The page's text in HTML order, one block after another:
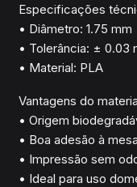
Especificações
• Diâmetro: 1.75 mm
• Tolerância: ± 0.03
• Material: PLA
Vantagens do
• Origem
• Boa adesão à mesa
• Impressão sem
• Ideal para uso